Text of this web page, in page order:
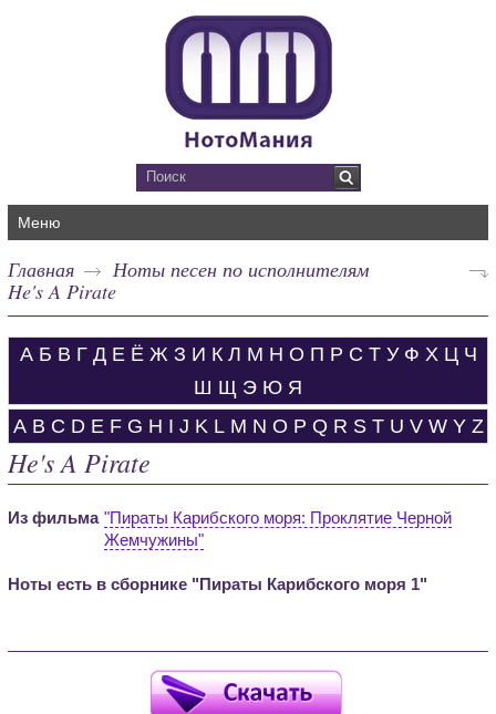
Меню
Главная
Ноты песен по исполнителям
He's A Pirate
А Б В Г Д Е Ё Ж З И К Л М Н О П Р С Т У Ф Х Ц Ч
Ш Щ Э Ю Я
A B C D E F G H I J K L M N O P Q R S T U V W Y Z
He's A Pirate
Из фильма "Пираты Карибского моря: Проклятие Черной
Жемчужины"
Ноты есть в сборнике "Пираты Карибского моря 1"